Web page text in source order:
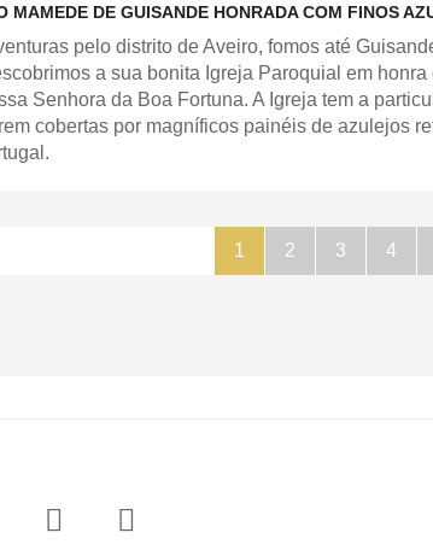
MAMEDE DE GUISANDE HONRADA COM FINOS
pelo distrito de Aveiro, fomos até
a sua bonita Igreja Paroquial em
Senhora da Boa Fortuna. A Igreja tem a
cobertas por magníficos painéis de azulejos
1 2 3 4